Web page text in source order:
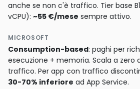
anche se non c'è traffico. Tier base B1
vCPU): ~55 €/mese sempre attivo.
MICROSOFT
Consumption-based: paghi per
esecuzione + memoria. Scala a zero
traffico. Per app con traffico
30-70% inferiore ad App Service.